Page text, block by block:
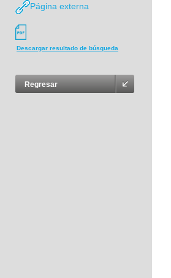
Página externa
Descargar resultado de búsqueda
Regresar